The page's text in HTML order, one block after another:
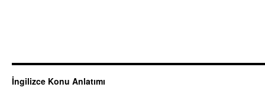
İngilizce Konu Anlatımı